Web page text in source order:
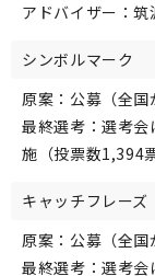
アドバイザー：
シンボルマーク
原案：公募（全国
最終選考：選考
施（投票数1,394票
キャッチフレーズ
原案：公募（全国
最終選考：選考会